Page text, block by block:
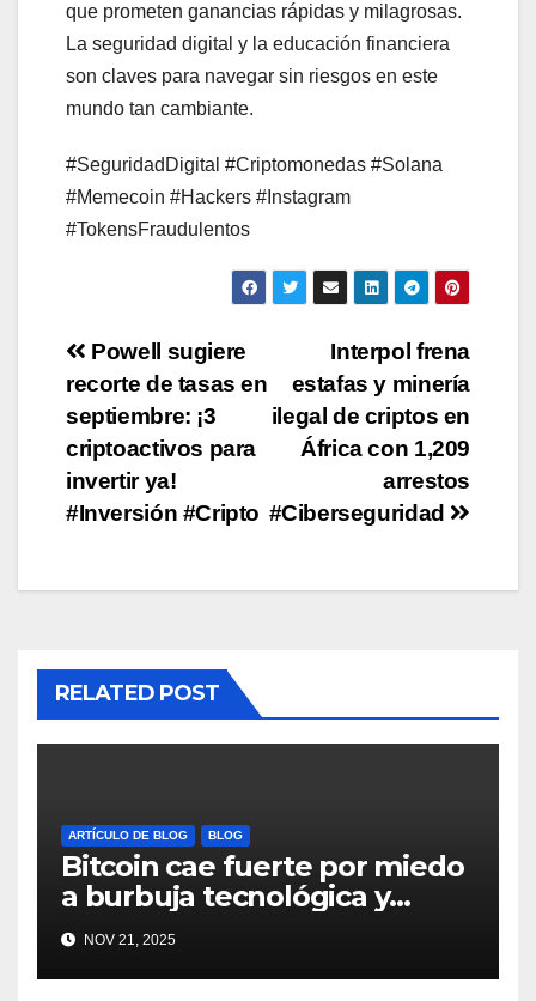
que prometen ganancias rápidas y milagrosas.
La seguridad digital y la educación financiera
son claves para navegar sin riesgos en este
mundo tan cambiante.
#SeguridadDigital #Criptomonedas #Solana
#Memecoin #Hackers #Instagram
#TokensFraudulentos
Post
navigation
Interpol frena
estafas y minería
ilegal de criptos en
África con 1,209
arrestos
#Ciberseguridad
Powell sugiere
recorte de tasas en
septiembre: ¡3
criptoactivos para
invertir ya!
#Inversión #Cripto
RELATED POST
ARTÍCULO DE BLOG BLOG
Bitcoin cae fuerte por miedo
a burbuja tecnológica y
nervios en AI #crypto
#Bitcoin
NOV 21, 2025